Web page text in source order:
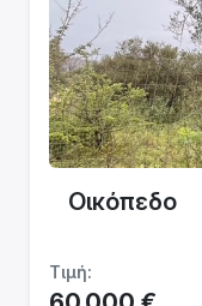
Οικόπεδο
Τιμή: